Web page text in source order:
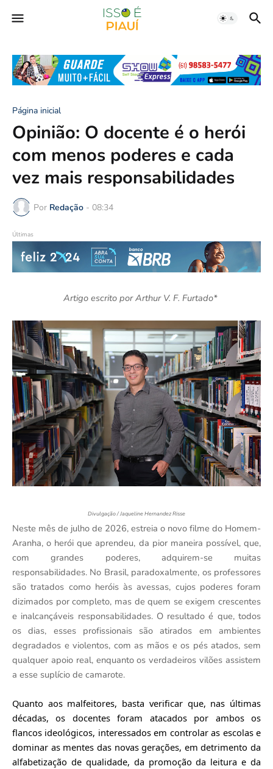
Página inicial
Opinião: O docente é o herói
com menos poderes e cada
vez mais responsabilidades
Por Redação - 08:34
Últimas
Artigo escrito por Arthur V. F. Furtado*
Divulgação / Jaqueline Hernandez Risse
Neste mês de julho de 2026, estreia o novo filme do Homem-
Aranha, o herói que aprendeu, da pior maneira possível, que,
com grandes poderes, adquirem-se muitas
responsabilidades. No Brasil, paradoxalmente, os professores
são tratados como heróis às avessas, cujos poderes foram
dizimados por completo, mas de quem se exigem crescentes
e inalcançáveis responsabilidades. O resultado é que, todos
os dias, esses profissionais são atirados em ambientes
degradados e violentos, com as mãos e os pés atados, sem
qualquer apoio real, enquanto os verdadeiros vilões assistem
a esse suplício de camarote.
Quanto aos malfeitores, basta verificar que, nas últimas
décadas, os docentes foram atacados por ambos os
flancos ideológicos, interessados em controlar as escolas e
dominar as mentes das novas gerações, em detrimento da
alfabetização de qualidade, da promoção da leitura e da